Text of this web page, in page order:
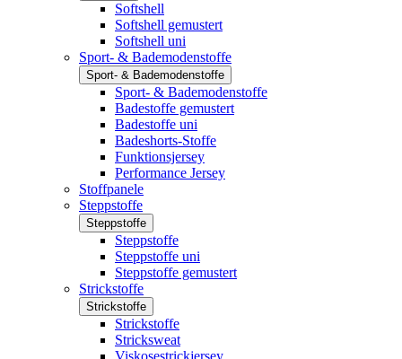
Softshell
Softshell gemustert
Softshell uni
Sport- & Bademodenstoffe
Sport- & Bademodenstoffe
Sport- & Bademodenstoffe
Badestoffe gemustert
Badestoffe uni
Badeshorts-Stoffe
Funktionsjersey
Performance Jersey
Stoffpanele
Steppstoffe
Steppstoffe
Steppstoffe
Steppstoffe uni
Steppstoffe gemustert
Strickstoffe
Strickstoffe
Strickstoffe
Stricksweat
Viskosestrickjersey